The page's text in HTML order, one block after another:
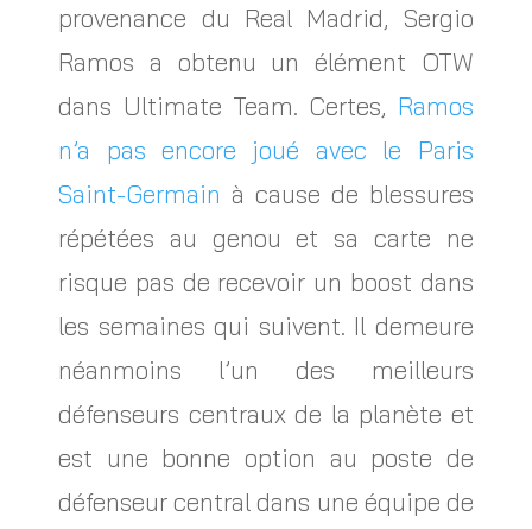
provenance du Real Madrid, Sergio
Ramos a obtenu un élément OTW
dans Ultimate Team. Certes, Ramos
n’a pas encore joué avec le Paris
Saint-Germain à cause de blessures
répétées au genou et sa carte ne
risque pas de recevoir un boost dans
les semaines qui suivent. Il demeure
néanmoins l’un des meilleurs
défenseurs centraux de la planète et
est une bonne option au poste de
défenseur central dans une équipe de